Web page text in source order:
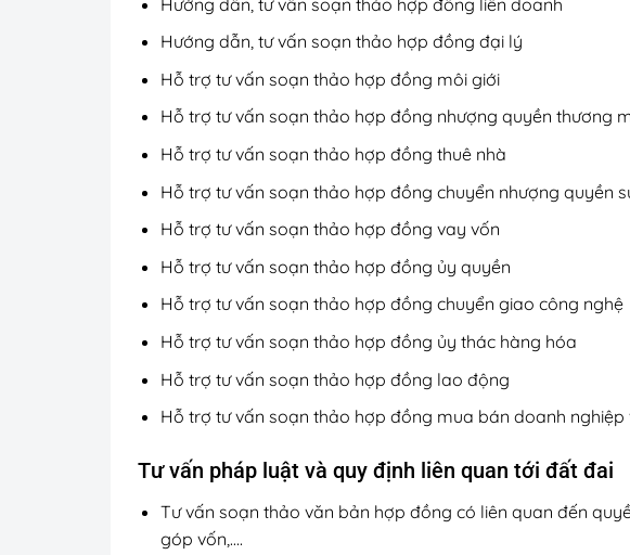
Hướng dẫn, tư vấn soạn thảo hợp đồng đại lý
Hỗ trợ tư vấn soạn thảo hợp đồng môi giới
Hỗ trợ tư vấn soạn thảo hợp đồng nhượng quyền thương
Hỗ trợ tư vấn soạn thảo hợp đồng thuê nhà
Hỗ trợ tư vấn soạn thảo hợp đồng chuyển nhượng quyền
Hỗ trợ tư vấn soạn thảo hợp đồng vay vốn
Hỗ trợ tư vấn soạn thảo hợp đồng ủy quyền
Hỗ trợ tư vấn soạn thảo hợp đồng chuyển giao công nghệ
Hỗ trợ tư vấn soạn thảo hợp đồng ủy thác hàng hóa
Hỗ trợ tư vấn soạn thảo hợp đồng lao động
Hỗ trợ tư vấn soạn thảo hợp đồng mua bán doanh nghiệp
Tư vấn pháp luật và quy định liên quan tới đất đai
Tư vấn soạn thảo văn bản hợp đồng có liên quan đến
góp vốn,….